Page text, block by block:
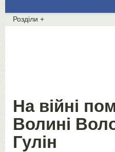
Розділи +
На війні
Волині
Гулін